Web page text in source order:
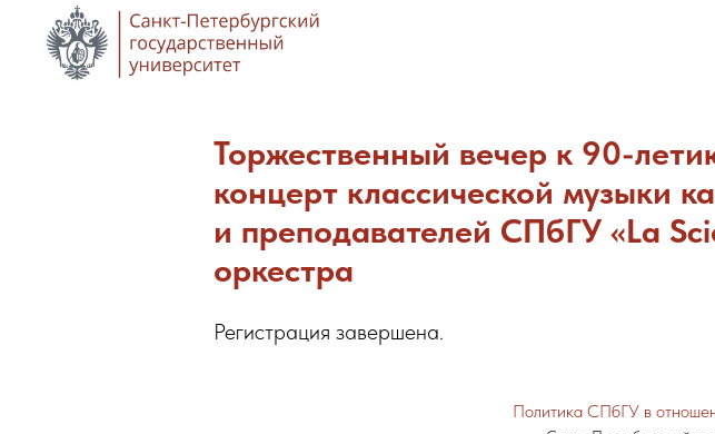
Торжественный вечер к 90-
концерт классической музыки
и преподавателей СПбГУ «La
оркестра
Регистрация завершена.
Политика СПбГУ в